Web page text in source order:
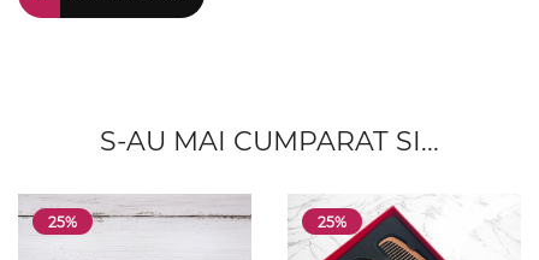
S-AU MAI CUMPARAT SI...
25% 25%